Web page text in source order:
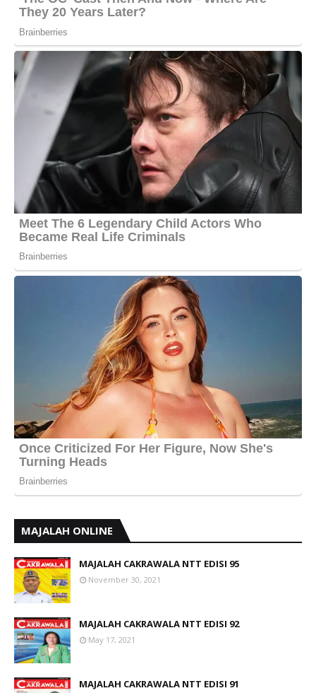
MAJALAH ONLINE
MAJALAH CAKRAWALA NTT EDISI 95
November 30, 2021
MAJALAH CAKRAWALA NTT EDISI 92
May 17, 2021
MAJALAH CAKRAWALA NTT EDISI 91